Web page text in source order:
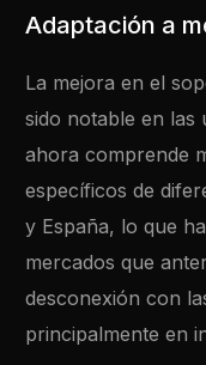
Adaptación a
La mejora en el
sido notable en las
ahora comprende
específicos de
y España, lo que
mercados que
desconexión con
principalmente en